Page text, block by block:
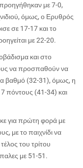
με 7-0,
όμως, ο Ερυθρός
σε 17-17 και το
με 22-20.
και στο
να προσπαθούν να
βαθμό (32-31), όμως, η
πόντους (41-34) και
για πρώτη φορά με
με το παιχνίδι να
του τρίτου
με 51-51.